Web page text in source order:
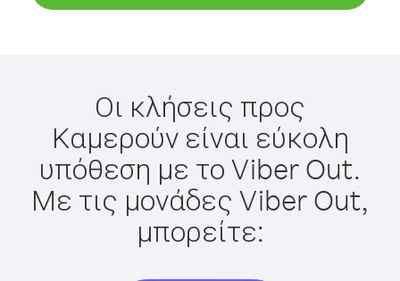
Οι κλήσεις προς
Καμερούν είναι εύκολη
υπόθεση με το Viber Out.
Με τις μονάδες Viber Out,
μπορείτε: